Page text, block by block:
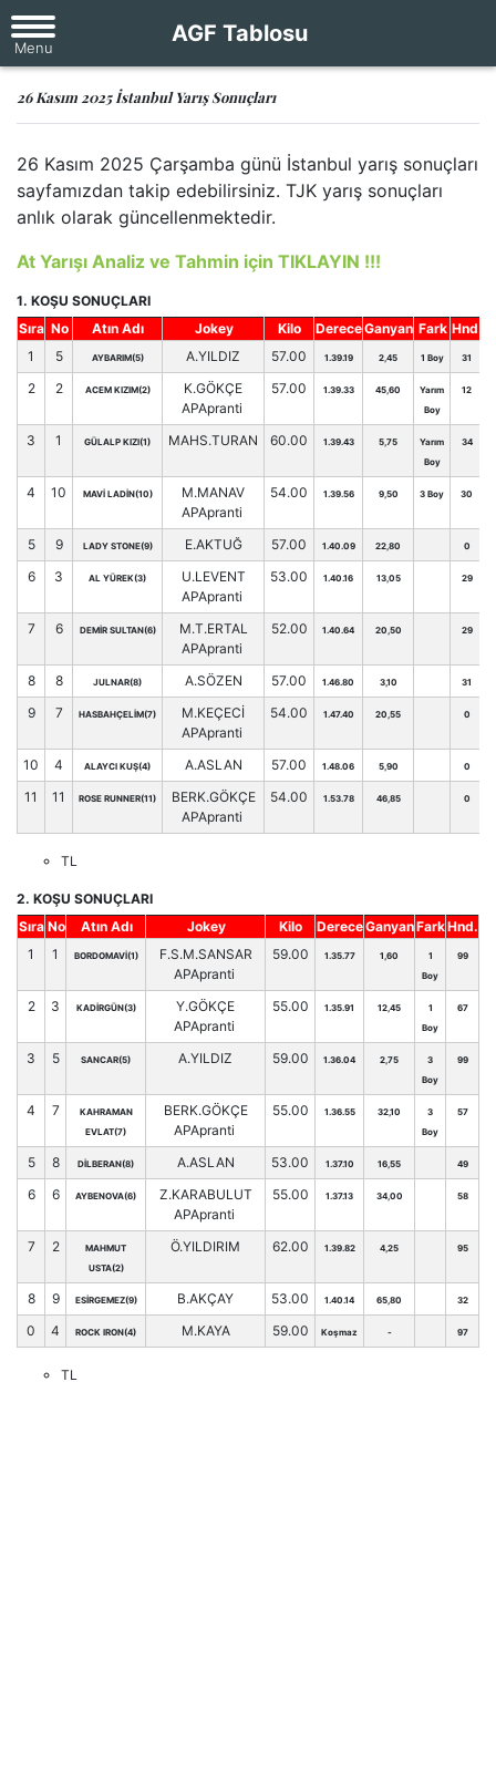
AGF Tablosu
26 Kasım 2025 İstanbul Yarış Sonuçları
26 Kasım 2025 Çarşamba günü İstanbul yarış sonuçları
sayfamızdan takip edebilirsiniz. TJK yarış sonuçları
anlık olarak güncellenmektedir.
At Yarışı Analiz ve Tahmin için TIKLAYIN !!!
1. KOŞU SONUÇLARI
Sıra No Atın Adı Jokey Kilo DereceGanyan Fark Hnd.
1
5 AYBARIM(5) A.YILDIZ 57.00 1.39.19 2,45 1 Boy 31
2 2 ACEM KIZIM(2)
K.GÖKÇE
APApranti
57.00 1.39.33 45,60
Yarım
Boy
12
3 1 GÜLALP KIZI(1) MAHS.TURAN 60.00 1.39.43 5,75
Yarım
Boy
34
4 10 MAVİ LADİN(10)
M.MANAV
APApranti
54.00 1.39.56 9,50 3 Boy 30
5 9 LADY STONE(9) E.AKTUĞ 57.00 1.40.09 22,80 0
6 3 AL YÜREK(3)
U.LEVENT
APApranti
53.00 1.40.16 13,05 29
7 6 DEMİR SULTAN(6)
M.T.ERTAL
APApranti
52.00 1.40.64 20,50 29
8 8 JULNAR(8) A.SÖZEN 57.00 1.46.80 3,10 31
9 7 HASBAHÇELİM(7)
M.KEÇECİ
APApranti
54.00 1.47.40 20,55 0
10 4 ALAYCI KUŞ(4) A.ASLAN 57.00 1.48.06 5,90 0
11 11 ROSE RUNNER(11)
BERK.GÖKÇE
APApranti
54.00 1.53.78 46,85 0
TL
2. KOŞU SONUÇLARI
Sıra No Atın Adı Jokey Kilo DereceGanyanFarkHnd.
1
1 BORDOMAVİ(1)
F.S.M.SANSAR
APApranti
59.00 1.35.77 1,60
1
Boy
99
2 3 KADİRGÜN(3)
Y.GÖKÇE
APApranti
55.00 1.35.91 12,45
1
Boy
67
3 5 SANCAR(5) A.YILDIZ 59.00 1.36.04 2,75
3
Boy
99
4 7
KAHRAMAN
EVLAT(7)
BERK.GÖKÇE
APApranti
55.00 1.36.55 32,10
3
Boy
57
5 8 DİLBERAN(8) A.ASLAN 53.00 1.37.10 16,55 49
6 6 AYBENOVA(6)
Z.KARABULUT
APApranti
55.00 1.37.13 34,00 58
7 2
MAHMUT
USTA(2)
Ö.YILDIRIM 62.00 1.39.82 4,25 95
8 9 ESİRGEMEZ(9) B.AKÇAY 53.00 1.40.14 65,80 32
0 4 ROCK IRON(4) M.KAYA 59.00 Koşmaz - 97
TL